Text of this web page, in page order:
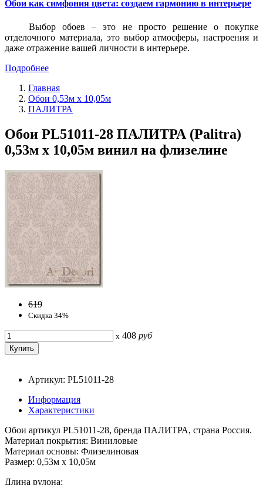
Обои как симфония цвета: создаем гармонию в интерьере
Выбор обоев – это не просто решение о покупке
отделочного материала, это выбор атмосферы, настроения и
даже отражение вашей личности в интерьере.
Подробнее
Главная
Обои 0,53м x 10,05м
ПАЛИТРА
Обои PL51011-28 ПАЛИТРА (Palitra)
0,53м x 10,05м винил на флизелине
619
Скидка 34%
x 408 руб
Артикул: PL51011-28
Информация
Характеристики
Обои артикул PL51011-28, бренда ПАЛИТРА, страна Россия.
Материал покрытия: Виниловые
Материал основы: Флизелиновая
Размер: 0,53м x 10,05м
Длина рулона: